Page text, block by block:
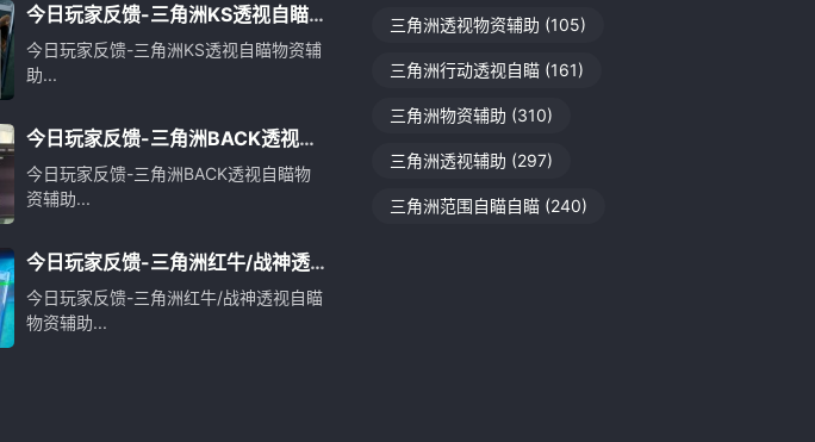
今日玩家反馈-三角洲KS透视自瞄
物资辅助
今日玩家反馈-三角洲KS透视自瞄物资辅
助...
今日玩家反馈-三角洲BACK透视自
瞄物资辅助
今日玩家反馈-三角洲BACK透视自瞄物
资辅助...
今日玩家反馈-三角洲红牛/战神透
视自瞄物资辅助
今日玩家反馈-三角洲红牛/战神透视自瞄
物资辅助...
三角洲透视物资辅助 (105)
三角洲行动透视自瞄 (161)
三角洲物资辅助 (310)
三角洲透视辅助 (297)
三角洲范围自瞄自瞄 (240)